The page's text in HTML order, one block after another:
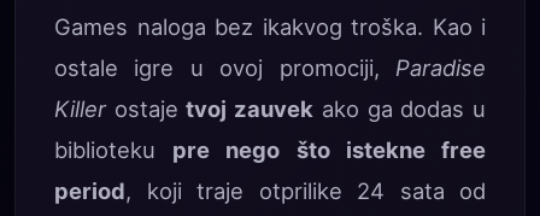
Games naloga bez ikakvog troška. Kao i
ostale igre u ovoj promociji, Paradise
Killerostajetvoj zauvek ako ga dodas u
biblioteku pre nego što istekne free
period, koji traje otprilike 24 sata od